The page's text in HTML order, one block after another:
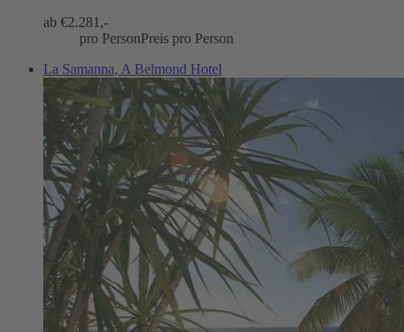
ab €2.281,-
pro PersonPreis pro Person
La Samanna, A Belmond Hotel